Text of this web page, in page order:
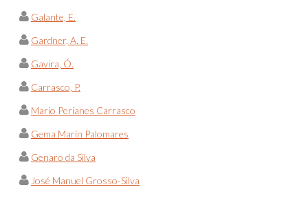
Galante, E.
Gardner, A. E.
Gavira, Ó.
Carrasco, P.
Mario Perianes Carrasco
Gema Marín Palomares
Genaro da Silva
José Manuel Grosso-Silva